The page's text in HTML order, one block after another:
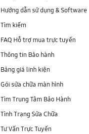
Hướng dẫn sử dụng & Software
Tìm kiếm
FAQ Hỗ trợ mua trực tuyến
Thông tin Bảo hành
Bảng giá linh kiện
Gói sửa chữa màn hình
Tìm Trung Tâm Bảo Hành
Tình Trạng Sửa Chữa
Tư Vấn Trực Tuyến